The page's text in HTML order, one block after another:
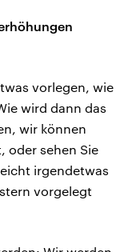
vorlegen, wie
wird dann das
wir können
oder sehen Sie
irgendetwas
vorgelegt